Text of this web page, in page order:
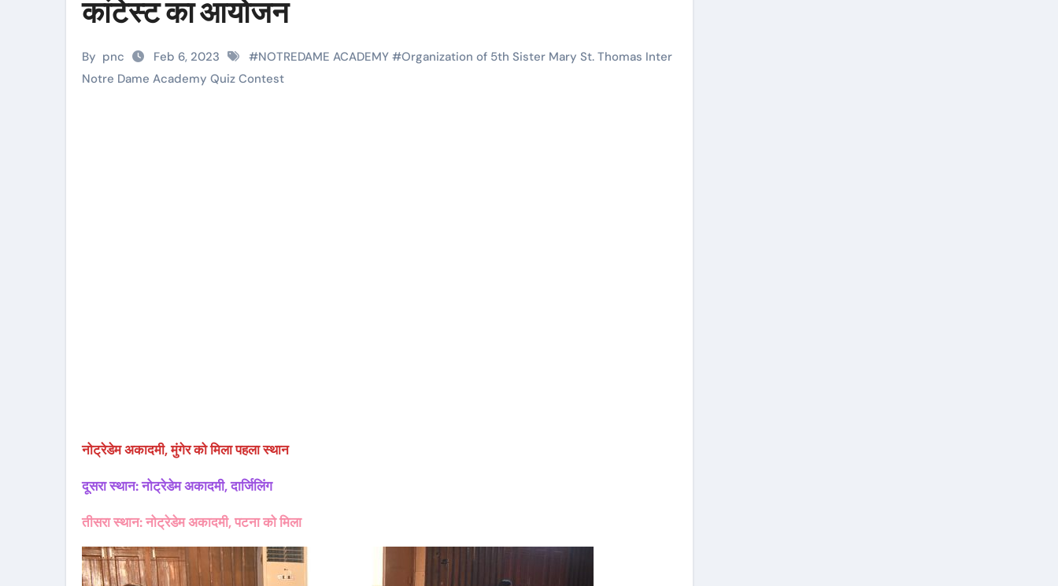
कांटेस्ट का आयोजन
By pnc Feb 6, 2023 #NOTREDAME ACADEMY #Organization of 5th Sister Mary St. Thomas Inter
Notre Dame Academy Quiz Contest
नोट्रेडेम अकादमी, मुंगेर को मिला पहला स्थान
दूसरा स्थान: नोट्रेडेम अकादमी, दार्जिलिंग
तीसरा स्थान: नोट्रेडेम अकादमी, पटना को मिला